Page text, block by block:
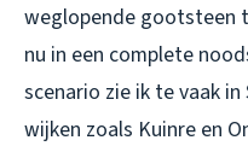
weglopende gootsteen
nu in een complete
scenario zie ik te vaak
wijken zoals Kuinre en